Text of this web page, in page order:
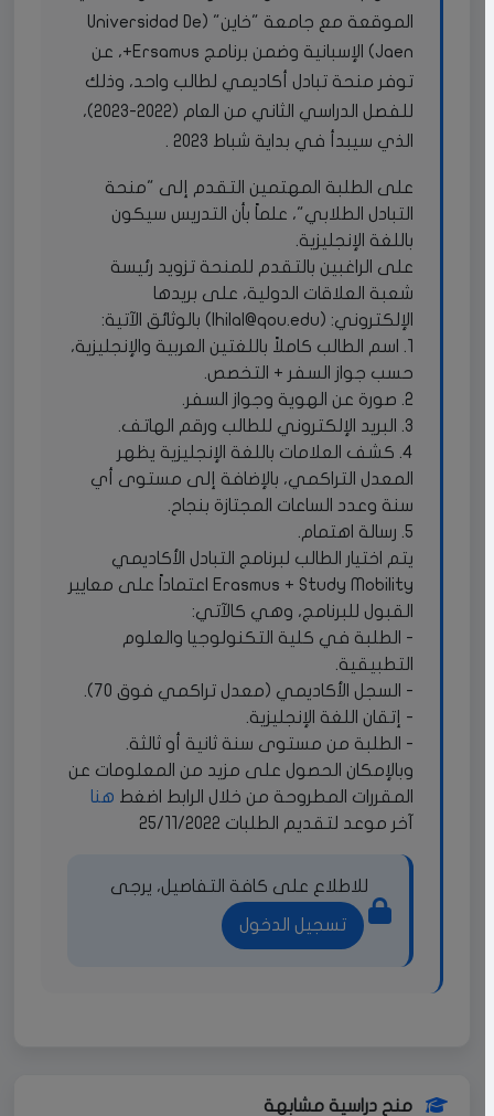
الموقعة مع جامعة "خاين" (Universidad De
Jaen) الإسبانية وضمن برنامج Ersamus+، عن
توفر منحة تبادل أكاديمي لطالب واحد، وذلك
للفصل الدراسي الثاني من العام (2022-2023)،
الذي سيبدأ في بداية شباط 2023 .
على الطلبة المهتمين التقدم إلى "منحة
التبادل الطلابي"، علماً بأن التدريس سيكون
باللغة الإنجليزية.
على الراغبين بالتقدم للمنحة تزويد رئيسة
شعبة العلاقات الدولية، على بريدها
الإلكتروني: ( lhilal@qou.edu) بالوثائق الآتية:
1. اسم الطالب كاملاً باللغتين العربية والإنجليزية،
حسب جواز السفر + التخصص.
4. كشف العلامات باللغة الإنجليزية يظهر
المعدل التراكمي، بالإضافة إلى مستوى أي
سنة وعدد الساعات المجتازة بنجاح.
يتم اختيار الطالب لبرنامج التبادل الأكاديمي
Erasmus + Study Mobility اعتماداً على معايير
القبول للبرنامج، وهي كالآتي:
- الطلبة في كلية التكنولوجيا والعلوم
التطبيقية.
- السجل الأكاديمي (معدل تراكمي فوق 70).
- إتقان اللغة الإنجليزية.
- الطلبة من مستوى سنة ثانية أو ثالثة.
وبالإمكان الحصول على مزيد من المعلومات عن
المقررات المطروحة من خلال الرابط اضغط هنا
آخر موعد لتقديم الطلبات 25/11/2022
للاطلاع على كافة التفاصيل، يرجى
تسجيل الدخول
منح دراسية مشابهة